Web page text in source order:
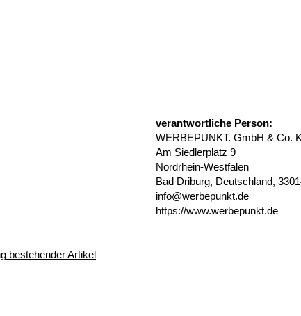
verantwortliche Person:
WERBEPUNKT. GmbH & Co.
Am Siedlerplatz 9
Nordrhein-Westfalen
Bad Driburg, Deutschland,
info@werbepunkt.de
https://www.werbepunkt.de